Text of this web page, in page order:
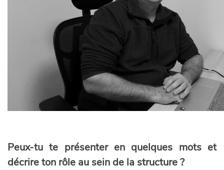
Peux-tu te présenter en quelques mots et
décrire ton rôle au sein de la structure ?